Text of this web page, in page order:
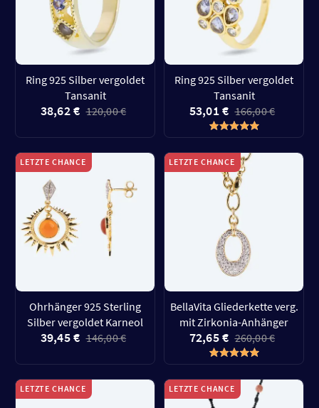
Ring 925 Silber vergoldet
Tansanit
38,62 € 120,00 €
Ring 925 Silber vergoldet
Tansanit
53,01 € 166,00 €
LETZTE CHANCE
Ohrhänger 925 Sterling
Silber vergoldet Karneol
39,45 € 146,00 €
LETZTE CHANCE
BellaVita Gliederkette verg.
mit Zirkonia-Anhänger
72,65 € 260,00 €
LETZTE CHANCE LETZTE CHANCE